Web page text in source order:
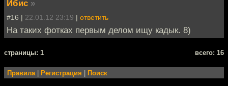
Ибис »
#16 | 22.01.12 23:19 | ответить
На таких фотках первым делом ищу кадык. 8)
cтраницы: 1 всего: 16
Правила Регистрация Поиск